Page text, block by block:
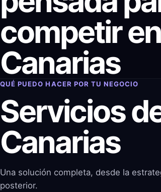
competir en
Canarias
QUÉ PUEDO HACER POR TU NEGOCIO
Servicios
Canarias
Una solución completa, desde la
posterior.